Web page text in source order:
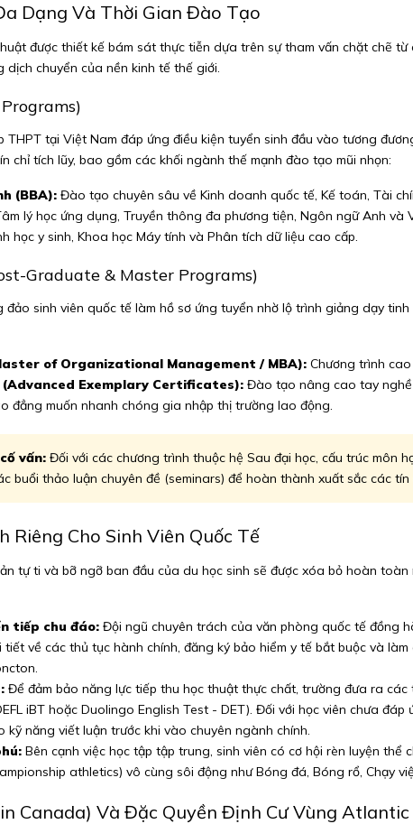
Dạng Và Thời Gian Đào Tạo
được thiết kế bám sát thực tiễn dựa trên sự tham vấn chặt chẽ
chuyển của nền kinh tế thế giới.
tại Việt Nam đáp ứng điều kiện tuyển sinh đầu vào tương
chỉ tích lũy, bao gồm các khối ngành thế mạnh đào tạo mũi nhọn:
(BBA): Đào tạo chuyên sâu về Kinh doanh quốc tế, Kế toán, Tài
lý học ứng dụng, Truyền thông đa phương tiện, Ngôn ngữ Anh và
học y sinh, Khoa học Máy tính và Phân tích dữ liệu cao cấp.
Graduate & Master Programs)
sinh viên quốc tế làm hồ sơ ứng tuyển nhờ lộ trình giảng dạy
of Organizational Management / MBA): Chương trình
(Advanced Exemplary Certificates): Đào tạo nâng cao tay nghề
đẳng muốn nhanh chóng gia nhập thị trường lao động.
vấn: Đối với các chương trình thuộc hệ Sau đại học, cấu trúc môn
buổi thảo luận chuyên đề (seminars) để hoàn thành xuất sắc các tín
Riêng Cho Sinh Viên Quốc Tế
tự ti và bỡ ngỡ ban đầu của du học sinh sẽ được xóa bỏ hoàn
tiếp chu đáo: Đội ngũ chuyên trách của văn phòng quốc tế đồng
về các thủ tục hành chính, đăng ký bảo hiểm y tế bắt buộc và
Để đảm bảo năng lực tiếp thu học thuật thực chất, trường đưa ra
iBT hoặc Duolingo English Test - DET). Đối với học viên chưa
năng viết luận trước khi vào chuyên ngành chính.
Bên cạnh việc học tập tập trung, sinh viên có cơ hội rèn luyện
athletics) vô cùng sôi động như Bóng đá, Bóng rổ, Chạy
Canada) Và Đặc Quyền Định Cư Vùng Atlantic